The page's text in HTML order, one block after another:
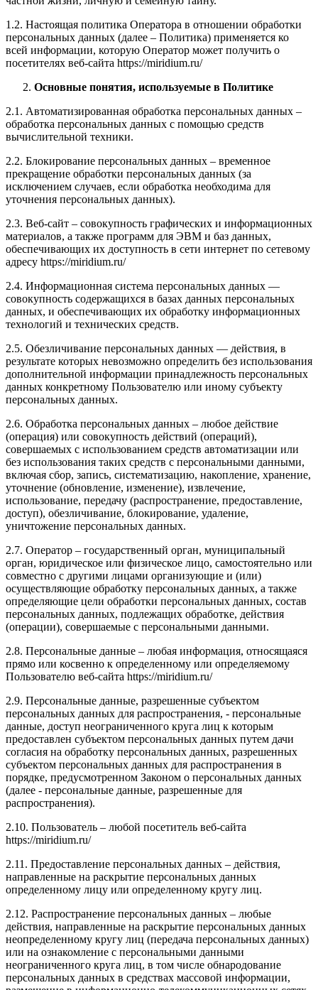
1.2. Настоящая политика Оператора в отношении обработки
персональных данных (далее – Политика) применяется ко
всей информации, которую Оператор может получить о
посетителях веб-сайта https://miridium.ru/
Основные понятия, используемые в Политике
2.1. Автоматизированная обработка персональных данных –
обработка персональных данных с помощью средств
вычислительной техники.
2.2. Блокирование персональных данных – временное
прекращение обработки персональных данных (за
исключением случаев, если обработка необходима для
уточнения персональных данных).
2.3. Веб-сайт – совокупность графических и информационных
материалов, а также программ для ЭВМ и баз данных,
обеспечивающих их доступность в сети интернет по сетевому
адресу https://miridium.ru/
2.4. Информационная система персональных данных —
совокупность содержащихся в базах данных персональных
данных, и обеспечивающих их обработку информационных
технологий и технических средств.
2.5. Обезличивание персональных данных — действия, в
результате которых невозможно определить без использования
дополнительной информации принадлежность персональных
данных конкретному Пользователю или иному субъекту
персональных данных.
2.6. Обработка персональных данных – любое действие
(операция) или совокупность действий (операций),
совершаемых с использованием средств автоматизации или
без использования таких средств с персональными данными,
включая сбор, запись, систематизацию, накопление, хранение,
уточнение (обновление, изменение), извлечение,
использование, передачу (распространение, предоставление,
доступ), обезличивание, блокирование, удаление,
уничтожение персональных данных.
2.7. Оператор – государственный орган, муниципальный
орган, юридическое или физическое лицо, самостоятельно или
совместно с другими лицами организующие и (или)
осуществляющие обработку персональных данных, а также
определяющие цели обработки персональных данных, состав
персональных данных, подлежащих обработке, действия
(операции), совершаемые с персональными данными.
2.8. Персональные данные – любая информация, относящаяся
прямо или косвенно к определенному или определяемому
Пользователю веб-сайта https://miridium.ru/
2.9. Персональные данные, разрешенные субъектом
персональных данных для распространения, - персональные
данные, доступ неограниченного круга лиц к которым
предоставлен субъектом персональных данных путем дачи
согласия на обработку персональных данных, разрешенных
субъектом персональных данных для распространения в
порядке, предусмотренном Законом о персональных данных
(далее - персональные данные, разрешенные для
распространения).
2.10. Пользователь – любой посетитель веб-сайта
https://miridium.ru/
2.11. Предоставление персональных данных – действия,
направленные на раскрытие персональных данных
определенному лицу или определенному кругу лиц.
2.12. Распространение персональных данных – любые
действия, направленные на раскрытие персональных данных
неопределенному кругу лиц (передача персональных данных)
или на ознакомление с персональными данными
неограниченного круга лиц, в том числе обнародование
персональных данных в средствах массовой информации,